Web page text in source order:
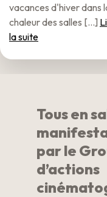
vacances d'hiver dans
chaleur des salles [...]
la suite
Tous en
par le
d’actions